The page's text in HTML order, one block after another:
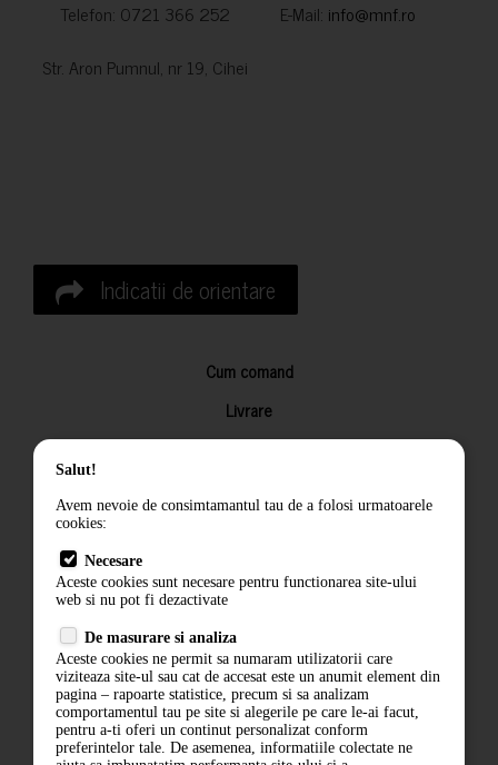
Telefon: 0721 366 252 E-Mail: info@mnf.ro
Str. Aron Pumnul, nr 19, Cihei
Indicatii de orientare
Cum comand
Livrare
Returnarea produselor
Termeni si conditii
Politica de confidentialitate
ANPC
Salut!
Avem nevoie de consimtamantul tau de a folosi urmatoarele
cookies:
Necesare
Aceste cookies sunt necesare pentru functionarea site-ului
web si nu pot fi dezactivate
De masurare si analiza
Aceste cookies ne permit sa numaram utilizatorii care
viziteaza site-ul sau cat de accesat este un anumit element din
pagina – rapoarte statistice, precum si sa analizam
comportamentul tau pe site si alegerile pe care le-ai facut,
pentru a-ti oferi un continut personalizat conform
preferintelor tale. De asemenea, informatiile colectate ne